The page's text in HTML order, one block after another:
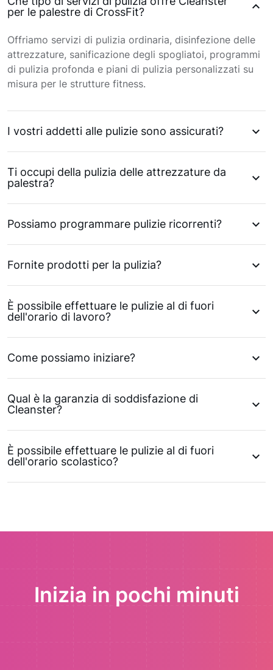
per le palestre di CrossFit?
Offriamo servizi di pulizia ordinaria, disinfezione delle
attrezzature, sanificazione degli spogliatoi, programmi
di pulizia profonda e piani di pulizia personalizzati su
misura per le strutture fitness.
I vostri addetti alle pulizie sono assicurati?
Ti occupi della pulizia delle attrezzature da
palestra?
Possiamo programmare pulizie ricorrenti?
Fornite prodotti per la pulizia?
È possibile effettuare le pulizie al di fuori
dell'orario di lavoro?
Come possiamo iniziare?
Qual è la garanzia di soddisfazione di
Cleanster?
È possibile effettuare le pulizie al di fuori
dell'orario scolastico?
Inizia in pochi minuti